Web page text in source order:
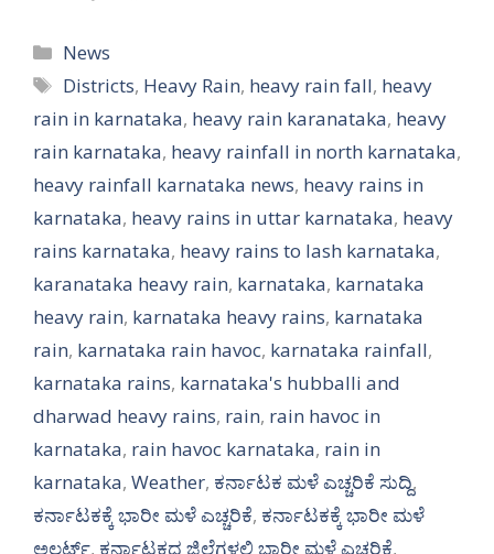
Categories
News
Tags
Districts, Heavy Rain, heavy rain fall, heavy
rain in karnataka, heavy rain karanataka, heavy
rain karnataka, heavy rainfall in north karnataka,
heavy rainfall karnataka news, heavy rains in
karnataka, heavy rains in uttar karnataka, heavy
rains karnataka, heavy rains to lash karnataka,
karanataka heavy rain, karnataka, karnataka
heavy rain, karnataka heavy rains, karnataka
rain, karnataka rain havoc, karnataka rainfall,
karnataka rains, karnataka's hubballi and
dharwad heavy rains, rain, rain havoc in
karnataka, rain havoc karnataka, rain in
karnataka, Weather, ಕರ್ನಾಟಕ ಮಳೆ ಎಚ್ಚರಿಕೆ ಸುದ್ದಿ,
ಕರ್ನಾಟಕಕ್ಕೆ ಭಾರೀ ಮಳೆ ಎಚ್ಚರಿಕೆ, ಕರ್ನಾಟಕಕ್ಕೆ ಭಾರೀ ಮಳೆ
ಅಲರ್ಟ್‌, ಕರ್ನಾಟಕದ ಜಿಲ್ಲೆಗಳಲ್ಲಿ ಭಾರೀ ಮಳೆ ಎಚ್ಚರಿಕೆ,